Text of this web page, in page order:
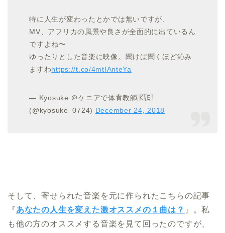
特に人生が変わったとかでは無いですが、
MV、アフリカの風景や良さが全面的に出ているん
ですよね〜
ゆったりとした音楽に映像。聞けば聞くほど沁み
ますわhttps://t.co/4mtIAnteYa
— Kyosuke ＠ケニアで体育教師🇰🇪
(@kyosuke_0724) December 24, 2018
そして、寄せられた音楽を元に作られたこちらの記事
『あなたの人生を変えた激オススメの１曲は？ 』。私
も他の方のオススメする音楽を見て回ったのですが、